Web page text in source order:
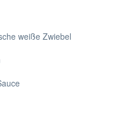
weiße Zwiebel